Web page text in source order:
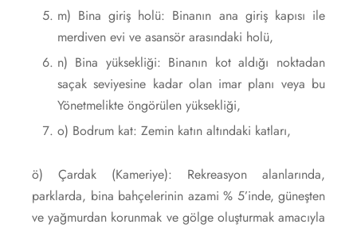
m) Bina giriş holü: Binanın ana giriş kapısı ile
merdiven evi ve asansör arasındaki holü,
n) Bina yüksekliği: Binanın kot aldığı noktadan
saçak seviyesine kadar olan imar planı veya bu
Yönetmelikte öngörülen yüksekliği,
o) Bodrum kat: Zemin katın altındaki katları,
ö) Çardak (Kameriye): Rekreasyon alanlarında,
parklarda, bina bahçelerinin azami % 5’inde, güneşten
ve yağmurdan korunmak ve gölge oluşturmak amacıyla